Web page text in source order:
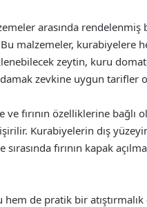
arasında rendelenmiş
malzemeler, kurabiyelere
zeytin, kuru
zevkine uygun tarifler
fırının özelliklerine bağlı
Kurabiyelerin dış
fırının kapak
hem de pratik bir